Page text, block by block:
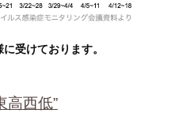
受けております。
高西低”